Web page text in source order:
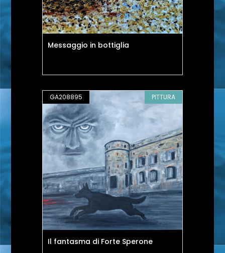
Messaggio in bottiglia
GA208895 PITTURA
Il fantasma di Forte Sperone